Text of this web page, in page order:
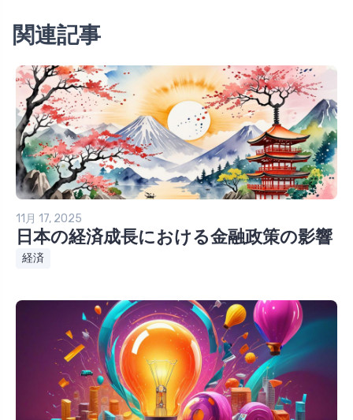
関連記事
11月 17, 2025
日本の経済成長における金融政策の影響
経済